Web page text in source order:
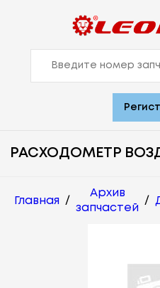
РАСХОДОМЕТР
Главная /
Архив
запчастей
/